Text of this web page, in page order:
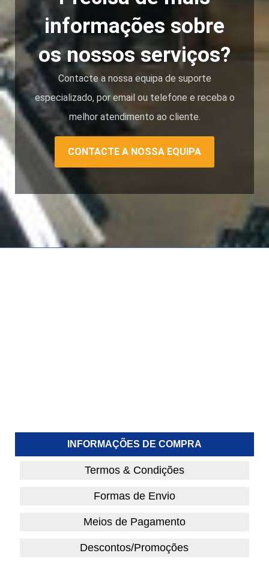
informações sobre
os nossos serviços?
Contacte a nossa equipa de suporte
especializado, por email ou telefone e receba o
melhor atendimento ao cliente.
CONTACTE A NOSSA EQUIPA
INFORMAÇÕES DE COMPRA
Termos & Condições
Formas de Envio
Meios de Pagamento
Descontos/Promoções